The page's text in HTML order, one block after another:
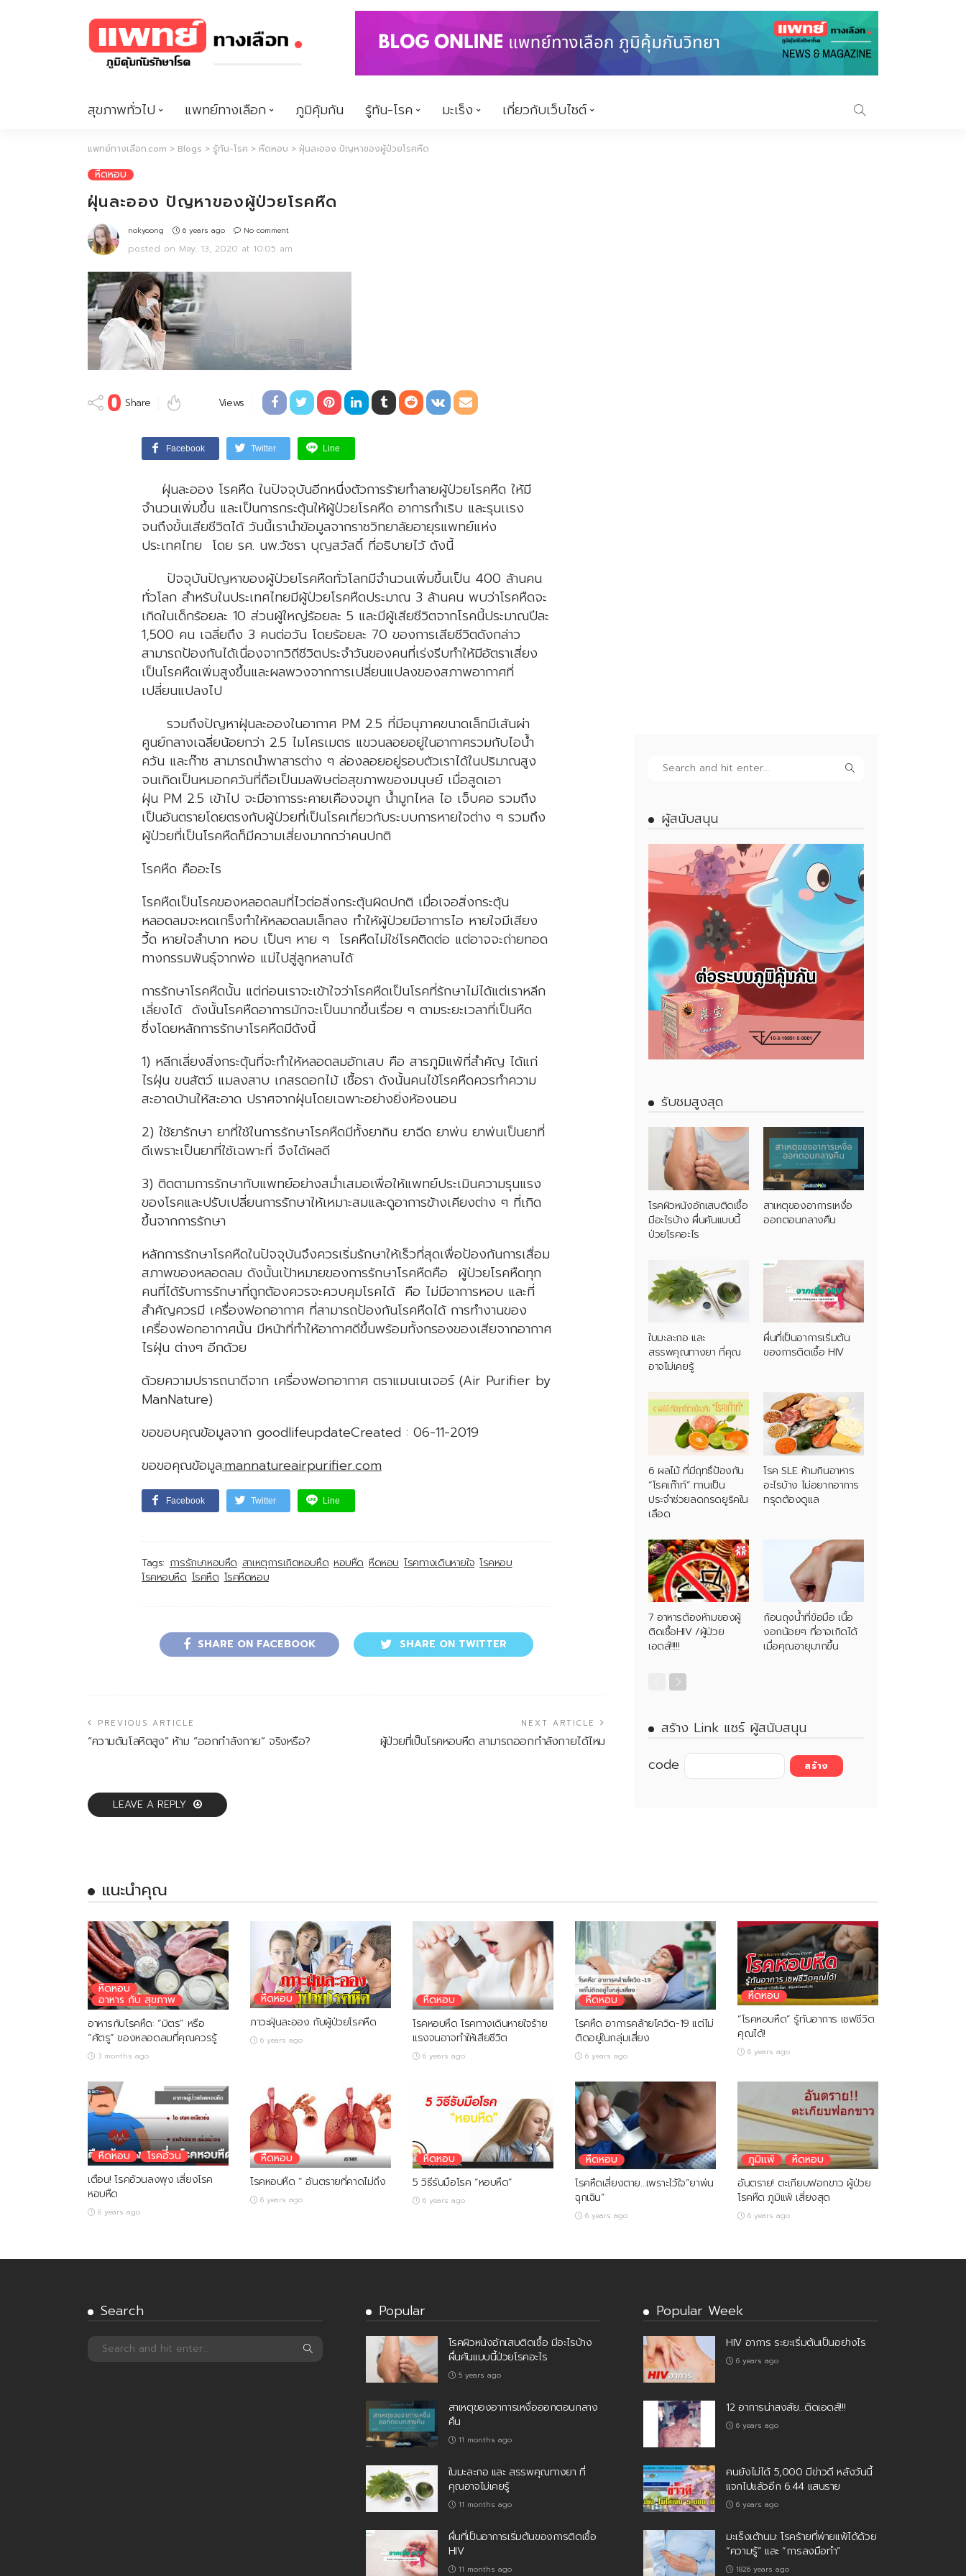
สุขภาพทั่วไป แพทย์ทางเลือก ภูมิคุ้มกัน รู้ทัน-โรค มะเร็ง เกี่ยวกับเว็บไซต์
แพทย์ทางเลือก.com > Blogs > รู้ทัน-โรค > หืดหอบ > ฝุ่นละออง ปัญหาของผู้ป่วยโรคหืด
หืดหอบ
ฝุ่นละออง ปัญหาของผู้ป่วยโรคหืด
nokyoong 6 years ago No comment
posted on May. 13, 2020 at 10:05 am
0 Share Views
Facebook Twitter Line
ฝุ่นละออง โรคหืด ในปัจจุบันอีกหนึ่งตัวการร้ายทำลายผู้ป่วยโรคหืด ให้มี
จำนวนเพิ่มขึ้น และเป็นการกระตุ้นให้ผู้ป่วยโรคหืด อาการกำเริบ และรุนเเรง
จนถึงขั้นเสียชีวิตได้ วันนี้เรานำข้อมูลจากราชวิทยาลัยอายุรแพทย์แห่ง
ประเทศไทย โดย รศ. นพ.วัชรา บุญสวัสดิ์ ที่อธิบายไว้ ดังนี้
ปัจจุบันปัญหาของผู้ป่วยโรคหืดทั่วโลกมีจำนวนเพิ่มขึ้นเป็น 400 ล้านคน
ทั่วโลก สำหรับในประเทศไทยมีผู้ป่วยโรคหืดประมาณ 3 ล้านคน พบว่าโรคหืดจะ
เกิดในเด็กร้อยละ 10 ส่วนผู้ใหญ่ร้อยละ 5 และมีผู้เสียชีวิตจากโรคนี้ประมาณปีละ
1,500 คน เฉลี่ยถึง 3 คนต่อวัน โดยร้อยละ 70 ของการเสียชีวิตดังกล่าว
สามารถป้องกันได้เนื่องจากวิถีชีวิตประจำวันของคนที่เร่งรีบทำให้มีอัตราเสี่ยง
เป็นโรคหืดเพิ่มสูงขึ้นและผลพวงจากการเปลี่ยนแปลงของสภาพอากาศที่
เปลี่ยนแปลงไป
รวมถึงปัญหาฝุ่นละอองในอากาศ PM 2.5 ที่มีอนุภาคขนาดเล็กมีเส้นผ่า
ศูนย์กลางเฉลี่ยน้อยกว่า 2.5 ไมโครเมตร แขวนลอยอยู่ในอากาศรวมกับไอน้ำ
ควัน และก๊าซ สามารถนำพาสารต่าง ๆ ล่องลอยอยู่รอบตัวเราได้ในปริมาณสูง
จนเกิดเป็นหมอกควันที่ถือเป็นมลพิษต่อสุขภาพของมนุษย์ เมื่อสูดเอา
ฝุ่น PM 2.5 เข้าไป จะมีอาการระคายเคืองจมูก น้ำมูกไหล ไอ เจ็บคอ รวมถึง
เป็นอันตรายโดยตรงกับผู้ป่วยที่เป็นโรคเกี่ยวกับระบบการหายใจต่าง ๆ รวมถึง
ผู้ป่วยที่เป็นโรคหืดก็มีความเสี่ยงมากกว่าคนปกติ
โรคหืด คืออะไร
โรคหืดเป็นโรคของหลอดลมที่ไวต่อสิ่งกระตุ้นผิดปกติ เมื่อเจอสิ่งกระตุ้น
หลอดลมจะหดเกร็งทำให้หลอดลมเล็กลง ทำให้ผู้ป่วยมีอาการไอ หายใจมีเสียง
วี้ด หายใจลำบาก หอบ เป็นๆ หาย ๆ โรคหืดไม่ใช่โรคติดต่อ แต่อาจจะถ่ายทอด
ทางกรรมพันธุ์จากพ่อ แม่ไปสู่ลูกหลานได้
การรักษาโรคหืดนั้น แต่ก่อนเราจะเข้าใจว่าโรคหืดเป็นโรคที่รักษาไม่ได้แต่เราหลีก
เลี่ยงได้ ดังนั้นโรคหืดอาการมักจะเป็นมากขึ้นเรื่อย ๆ ตามระยะเวลาที่เป็นหืด
ซึ่งโดยหลักการรักษาโรคหืดมีดังนี้
1) หลีกเลี่ยงสิ่งกระตุ้นที่จะทำให้หลอดลมอักเสบ คือ สารภูมิแพ้ที่สำคัญ ได้แก่
ไรฝุ่น ขนสัตว์ แมลงสาบ เกสรดอกไม้ เชื้อรา ดังนั้นคนไข้โรคหืดควรทำความ
สะอาดบ้านให้สะอาด ปราศจากฝุ่นโดยเฉพาะอย่างยิ่งห้องนอน
2) ใช้ยารักษา ยาที่ใช้ในการรักษาโรคหืดมีทั้งยากิน ยาฉีด ยาพ่น ยาพ่นเป็นยาที่
ดีเพราะเป็นยาที่ใช้เฉพาะที่ จึงได้ผลดี
3) ติดตามการรักษากับแพทย์อย่างสม่ำเสมอเพื่อให้แพทย์ประเมินความรุนแรง
ของโรคและปรับเปลี่ยนการรักษาให้เหมาะสมและดูอาการข้างเคียงต่าง ๆ ที่เกิด
ขึ้นจากการรักษา
หลักการรักษาโรคหืดในปัจจุบันจึงควรเริ่มรักษาให้เร็วที่สุดเพื่อป้องกันการเสื่อม
สภาพของหลอดลม ดังนั้นเป้าหมายของการรักษาโรคหืดคือ ผู้ป่วยโรคหืดทุก
คนที่ได้รับการรักษาที่ถูกต้องควรจะควบคุมโรคได้ คือ ไม่มีอาการหอบ และที่
สำคัญควรมี เครื่องฟอกอากาศ ที่สามารถป้องกันโรคหืดได้ การทำงานของ
เครื่องฟอกอากาศนั้น มีหน้าที่ทำให้อากาศดีขึ้นพร้อมทั้งกรองของเสียจากอากาศ
ไรฝุ่น ต่างๆ อีกด้วย
ด้วยความปรารถนาดีจาก เครื่องฟอกอากาศ ตราแมนเนเจอร์ (Air Purifier by
ManNature)
ขอขอบคุณข้อมูลจาก goodlifeupdateCreated : 06-11-2019
ขอขอคุณข้อมูล:mannatureairpurifier.com
Facebook Twitter Line
Tags: การรักษาหอบหืด สาเหตุการเกิดหอบหืด หอบหืด หืดหอบ โรคทางเดินหายใจ โรคหอบ
โรคหอบหืด โรคหืด โรคหืดหอบ
SHARE ON FACEBOOK SHARE ON TWITTER
PREVIOUS ARTICLE
“ความดันโลหิตสูง” ห้าม “ออกกำลังกาย” จริงหรือ?
NEXT ARTICLE
ผู้ป่วยที่เป็นโรคหอบหืด สามารถออกกำลังกายได้ไหม
LEAVE A REPLY
ผู้สนับสนุน
รับชมสูงสุด
โรคผิวหนังอักเสบติดเชื้อ
มีอะไรบ้าง ผื่นคันแบบนี้
ป่วยโรคอะไร
สาเหตุของอาการเหงื่อ
ออกตอนกลางคืน
ใบมะละกอ และ
สรรพคุณทางยา ที่คุณ
อาจไม่เคยรู้
ผื่นที่เป็นอาการเริ่มต้น
ของการติดเชื้อ HIV
6 ผลไม้ ที่มีฤทธิ์ป้องกัน
“โรคเก๊าท์” ทานเป็น
ประจำช่วยลดกรดยูริคใน
เลือด
โรค SLE ห้ามกินอาหาร
อะไรบ้าง ไม่อยากอาการ
ทรุดต้องดูแล
7 อาหารต้องห้ามของผู้
ติดเชื้อHIV /ผู้ป่วย
เอดส์!!!!!
ก้อนถุงน้ำที่ข้อมือ เนื้อ
งอกน้อยๆ ที่อาจเกิดได้
เมื่อคุณอายุมากขึ้น
สร้าง Link แชร์ ผู้สนับสนุน
code
แนะนำคุณ
หืดหอบ
อาหาร กับ สุขภาพ
อาหารกับโรคหืด: “มิตร” หรือ
“ศัตรู” ของหลอดลมที่คุณควรรู้
3 months ago
หืดหอบ
ภาวะฝุ่นละออง กับผู้ป่วยโรคหืด
6 years ago
หืดหอบ
โรคหอบหืด โรคทางเดินหายใจร้าย
แรงจนอาจทำให้เสียชีวิต
6 years ago
หืดหอบ
โรคหืด อาการคล้ายโควิด-19 แต่ไม่
ติดอยู่ในกลุ่มเสี่ยง
6 years ago
หืดหอบ
“โรคหอบหืด” รู้ทันอาการ เซฟชีวิต
คุณได้!
6 years ago
หืดหอบ
โรคอ้วน
เตือน! โรคอ้วนลงพุง เสี่ยงโรค
หอบหืด
6 years ago
หืดหอบ
โรคหอบหืด ” อันตรายที่คาดไม่ถึง
6 years ago
หืดหอบ
5 วิธีรับมือโรค “หอบหืด”
6 years ago
หืดหอบ
โรคหืดเสี่ยงตาย…เพราะไว้ใจ”ยาพ่น
ฉุกเฉิน”
6 years ago
ภูมิแพ้
หืดหอบ
อันตราย! ตะเกียบฟอกขาว ผู้ป่วย
โรคหืด ภูมิแพ้ เสี่ยงสุด
6 years ago
Search Popular
โรคผิวหนังอักเสบติดเชื้อ มีอะไรบ้าง
ผื่นคันแบบนี้ป่วยโรคอะไร
5 years ago
สาเหตุของอาการเหงื่อออกตอนกลาง
คืน
11 months ago
ใบมะละกอ และ สรรพคุณทางยา ที่
คุณอาจไม่เคยรู้
11 months ago
ผื่นที่เป็นอาการเริ่มต้นของการติดเชื้อ
HIV
11 months ago
Popular Week
HIV อาการ ระยะเริ่มต้นเป็นอย่างไร
6 years ago
12 อาการน่าสงสัย…ติดเอดส์!!!
6 years ago
คนยังไม่ได้ 5,000 มีข่าวดี หลังวันนี้
แจกไปแล้วอีก 6.44 แสนราย
6 years ago
มะเร็งเต้านม: โรคร้ายที่พ่ายแพ้ได้ด้วย
“ความรู้” และ “การลงมือทำ”
1826 years ago